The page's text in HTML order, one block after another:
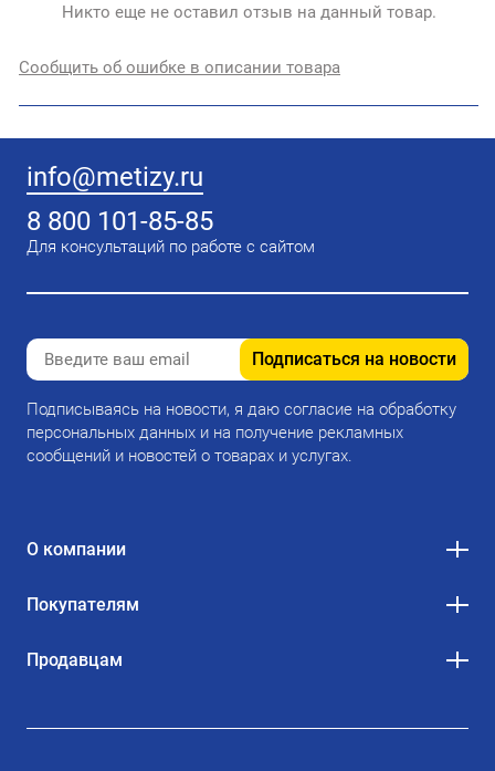
Никто еще не оставил отзыв на данный товар.
Сообщить об ошибке в описании товара
info@metizy.ru
8 800 101-85-85
Для консультаций по работе с сайтом
Подписаться на новости
Подписываясь на новости, я даю согласие на обработку
персональных данных и на получение рекламных
сообщений и новостей о товарах и услугах.
О компании
Покупателям
Продавцам